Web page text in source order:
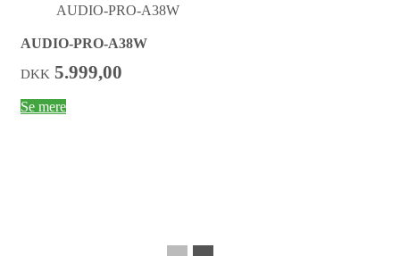
AUDIO-PRO-A38W
AUDIO-PRO-A38W
DKK 5.999,00
Se mere